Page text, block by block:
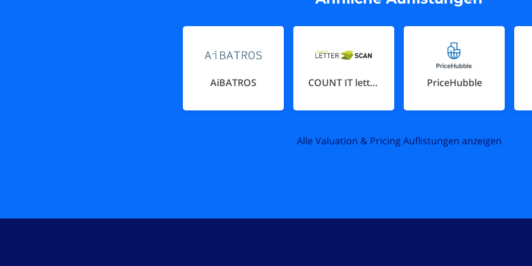
AiBATROS COUNT IT letterscan PriceHubble
Alle Valuation & Pricing Auflistungen anzeigen